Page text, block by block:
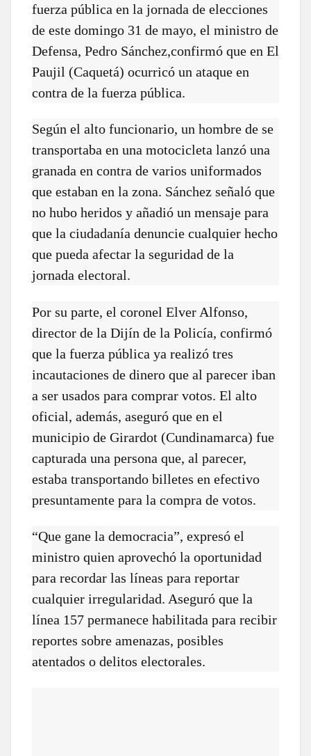
fuerza pública en la jornada de elecciones
de este domingo 31 de mayo, el ministro de
Defensa, Pedro Sánchez,confirmó que en El
Paujil (Caquetá) ocurricó un ataque en
contra de la fuerza pública.
Según el alto funcionario, un hombre de se
transportaba en una motocicleta lanzó una
granada en contra de varios uniformados
que estaban en la zona. Sánchez señaló que
no hubo heridos y añadió un mensaje para
que la ciudadanía denuncie cualquier hecho
que pueda afectar la seguridad de la
jornada electoral.
Por su parte, el coronel Elver Alfonso,
director de la Dijín de la Policía, confirmó
que la fuerza pública ya realizó tres
incautaciones de dinero que al parecer iban
a ser usados para comprar votos. El alto
oficial, además, aseguró que en el
municipio de Girardot (Cundinamarca) fue
capturada una persona que, al parecer,
estaba transportando billetes en efectivo
presuntamente para la compra de votos.
“Que gane la democracia”, expresó el
ministro quien aprovechó la oportunidad
para recordar las líneas para reportar
cualquier irregularidad. Aseguró que la
línea 157 permanece habilitada para recibir
reportes sobre amenazas, posibles
atentados o delitos electorales.